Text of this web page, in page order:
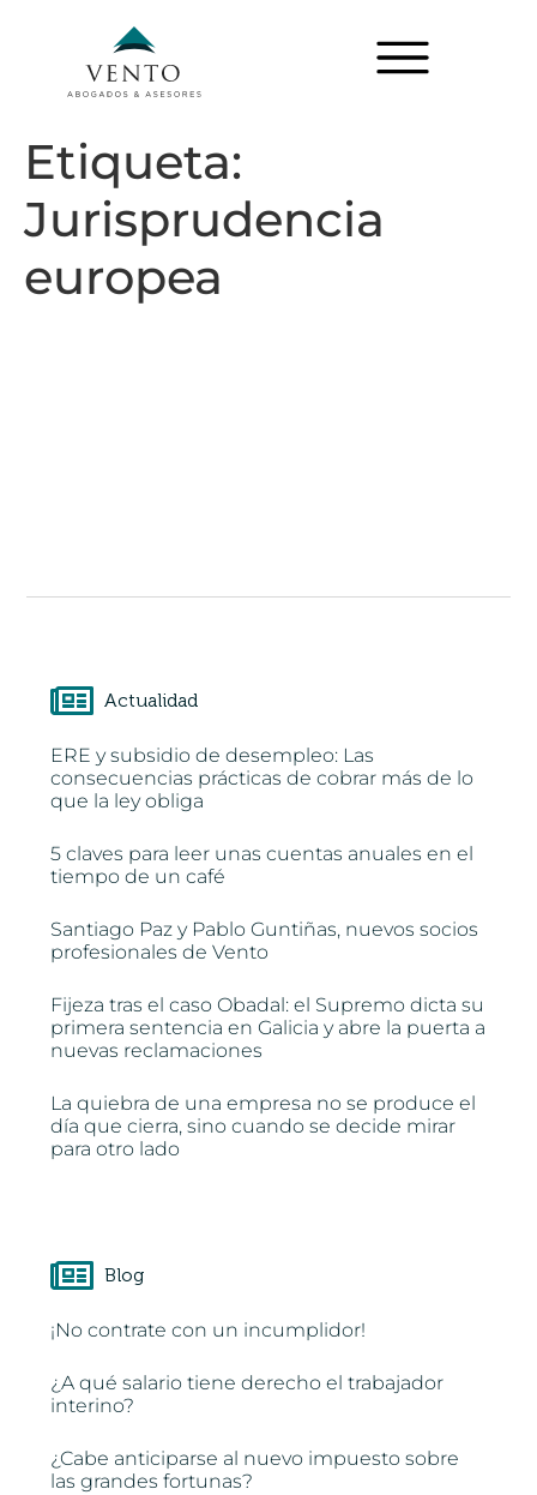
Etiqueta:
Jurisprudencia
europea
Actualidad
ERE y subsidio de desempleo: Las
consecuencias prácticas de cobrar más de lo
que la ley obliga
5 claves para leer unas cuentas anuales en el
tiempo de un café
Santiago Paz y Pablo Guntiñas, nuevos socios
profesionales de Vento
Fijeza tras el caso Obadal: el Supremo dicta su
primera sentencia en Galicia y abre la puerta a
nuevas reclamaciones
La quiebra de una empresa no se produce el
día que cierra, sino cuando se decide mirar
para otro lado
Blog
¡No contrate con un incumplidor!
¿A qué salario tiene derecho el trabajador
interino?
¿Cabe anticiparse al nuevo impuesto sobre
las grandes fortunas?